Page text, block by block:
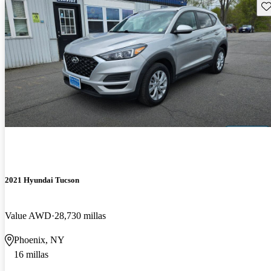
2021 Hyundai Tucson
Value AWD 28,730 millas
Phoenix, NY
16 millas